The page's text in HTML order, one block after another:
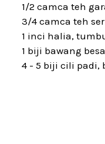
1/2 camca teh
3/4 camca teh
1 inci halia,
1 biji bawang
4 - 5 biji cili padi,